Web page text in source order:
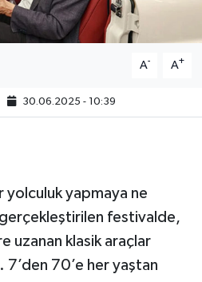
A- A+
30.06.2025 - 10:39
yolculuk yapmaya ne
festivalde,
uzanan klasik araçlar
70’e her yaştan